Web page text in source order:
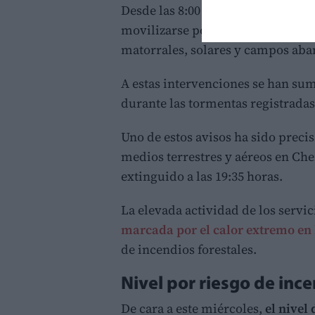
Desde las 8:00 horas de este
movilizarse por un total de
matorrales, solares y campos
A estas intervenciones se han
durante las tormentas
Uno de estos avisos ha sido
medios terrestres y aéreos en
extinguido a las 19:35 horas.
La elevada actividad de los
marcada por el calor extremo
de incendios forestales.
Nivel por riesgo de
De cara a este miércoles, el nivel